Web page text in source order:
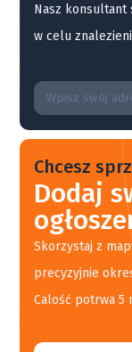
Nasz konsultant
w celu
Chcesz
Dodaj
Skorzystaj z
precyzyjnie
Calość potrwa 5